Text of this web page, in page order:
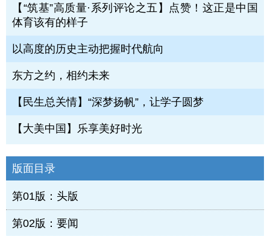
【“筑基”高质量·系列评论之五】点赞！这正是中国
体育该有的样子
以高度的历史主动把握时代航向
东方之约，相约未来
【民生总关情】“深梦扬帆”，让学子圆梦
【大美中国】乐享美好时光
版面目录
第01版：头版
第02版：要闻